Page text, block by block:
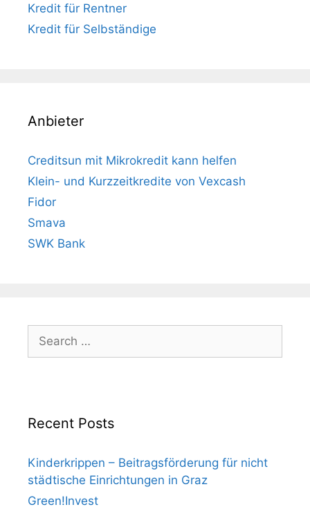
Kredit für Rentner
Kredit für Selbständige
Anbieter
Creditsun mit Mikrokredit kann helfen
Klein- und Kurzzeitkredite von Vexcash
Fidor
Smava
SWK Bank
for:
Recent Posts
Kinderkrippen – Beitragsförderung für nicht
städtische Einrichtungen in Graz
Green!Invest